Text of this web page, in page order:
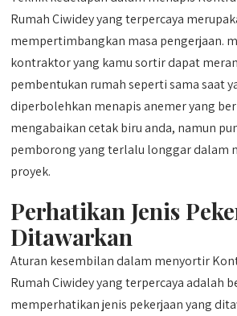
Rumah Ciwidey yang terpercaya
mempertimbangkan masa pengerjaan.
kontraktor yang kamu sortir dapat
pembentukan rumah seperti sama saat
diperbolehkan menapis anemer yang
mengabaikan cetak biru anda, namun
pemborong yang terlalu longgar dalam
proyek.
Perhatikan Jenis
Ditawarkan
Aturan kesembilan dalam menyortir
Rumah Ciwidey yang terpercaya adalah
memperhatikan jenis pekerjaan yang